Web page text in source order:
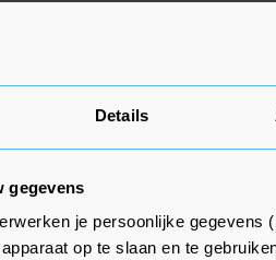
Details
gegevens
je persoonlijke gegevens
op te slaan en te
gesproken niet de
op te eisen. Maar
waarover de Tweede Kamer
de commissie deze
willen bijvoorbeeld
commissie Aanpak
2015 elf keer bijeenkwam.
besluiten, verslagen en